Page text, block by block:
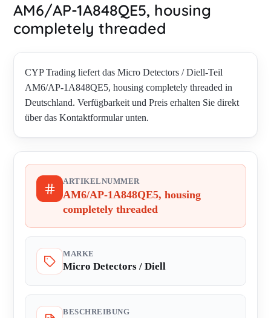
AM6/AP-1A848QE5, housing
completely threaded
CYP Trading liefert das Micro Detectors / Diell-Teil
AM6/AP-1A848QE5, housing completely threaded in
Deutschland. Verfügbarkeit und Preis erhalten Sie direkt
über das Kontaktformular unten.
ARTIKELNUMMER
AM6/AP-1A848QE5, housing
completely threaded
MARKE
Micro Detectors / Diell
BESCHREIBUNG